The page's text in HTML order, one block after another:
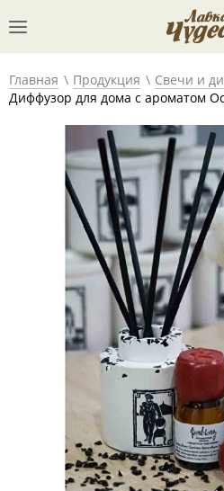
Главная Продукция
Свечи и
Диффузор для дома с ароматом